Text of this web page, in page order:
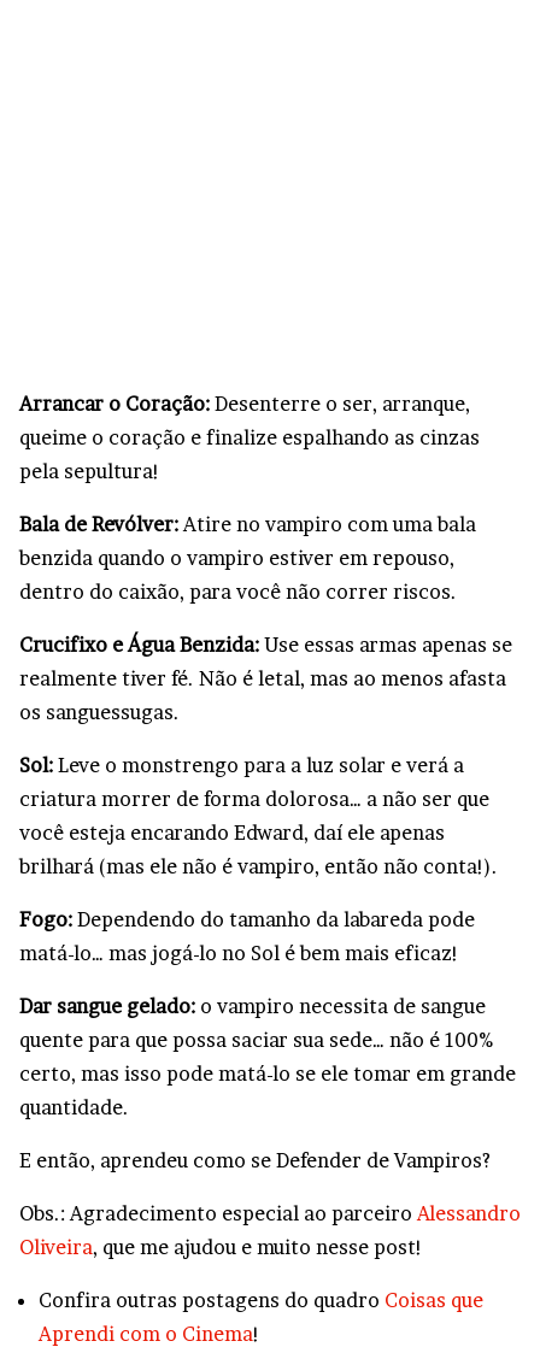
Arrancar o Coração: Desenterre o ser, arranque,
queime o coração e finalize espalhando as cinzas
pela sepultura!
Bala de Revólver:Atire no vampiro com uma bala
benzida quando o vampiro estiver em repouso,
dentro do caixão, para você não correr riscos.
Crucifixo e Água Benzida: Use essas armas apenas se
realmente tiver fé. Não é letal, mas ao menos afasta
os sanguessugas.
Sol: Leve o monstrengo para a luz solar e verá a
criatura morrer de forma dolorosa… a não ser que
você esteja encarando Edward, daí ele apenas
brilhará (mas ele não é vampiro, então não conta!).
Fogo: Dependendo do tamanho da labareda pode
matá-lo… mas jogá-lo no Sol é bem mais eficaz!
Dar sangue gelado: o vampiro necessita de sangue
quente para que possa saciar sua sede… não é 100%
certo, mas isso pode matá-lo se ele tomar em grande
quantidade.
E então, aprendeu como se Defender de Vampiros?
Obs.: Agradecimento especial ao parceiroAlessandro
Oliveira, que me ajudou e muito nesse post!
Confira outras postagens do quadro Coisas que
Aprendi com o Cinema!